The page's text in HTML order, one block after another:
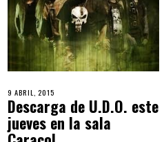
9 ABRIL, 2015
Descarga de U.D.O. este
jueves en la sala